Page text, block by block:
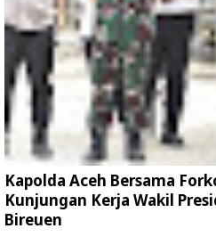
Kapolda Aceh Bersama
Kunjungan Kerja Wakil
Bireuen